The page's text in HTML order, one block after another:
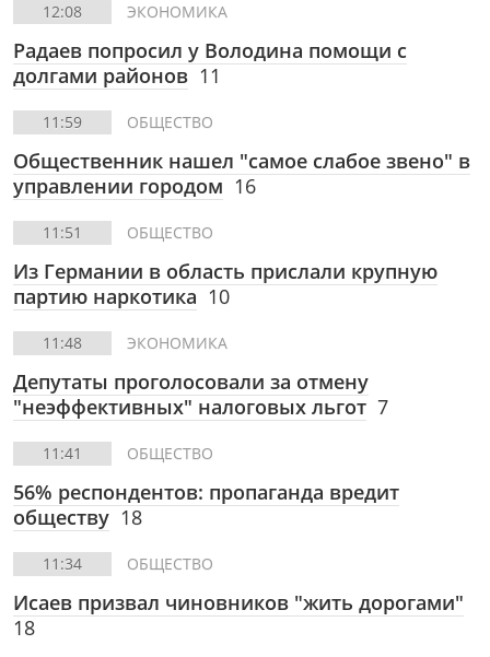
12:08 ЭКОНОМИКА
Радаев попросил у Володина помощи с
долгами районов 11
11:59 ОБЩЕСТВО
Общественник нашел "самое слабое звено" в
управлении городом 16
11:51 ОБЩЕСТВО
Из Германии в область прислали крупную
партию наркотика 10
11:48 ЭКОНОМИКА
Депутаты проголосовали за отмену
"неэффективных" налоговых льгот 7
11:41 ОБЩЕСТВО
56% респондентов: пропаганда вредит
обществу 18
11:34 ОБЩЕСТВО
Исаев призвал чиновников "жить дорогами"
18